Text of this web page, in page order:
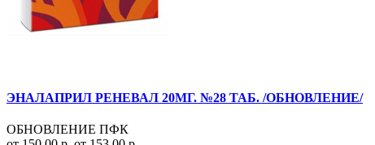
ЭНАЛАПРИЛ РЕНЕВАЛ 20МГ. №28 ТАБ. /ОБНОВЛЕНИЕ/
ОБНОВЛЕНИЕ ПФК